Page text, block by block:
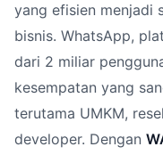
yang efisien menjadi
bisnis. WhatsApp,
dari 2 miliar
kesempatan yang
terutama UMKM,
developer. Dengan